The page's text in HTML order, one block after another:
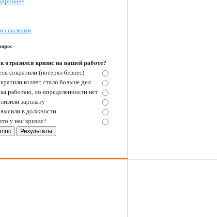
ссылками
отразился кризис на вашей работе?
сократили (потерял бизнес)
коллег, стало больше дел
работаю, но определенности нет
зарплату
в должности
у нас кризис?